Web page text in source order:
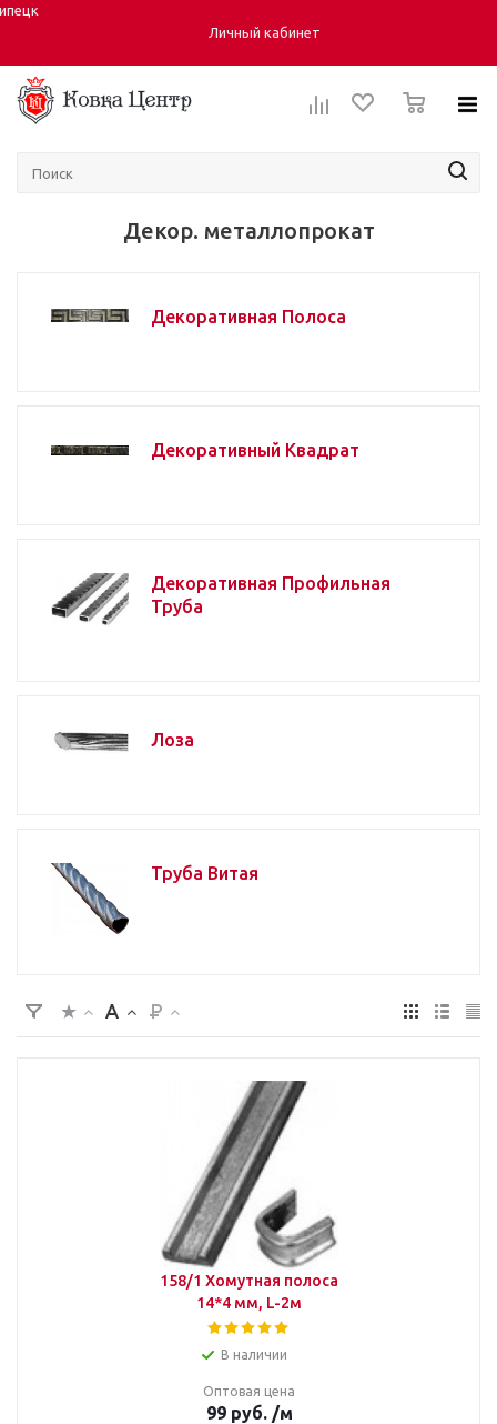
Город:
Личный кабинет
Декор. металлопрокат
Декоративная Полоса
Декоративный Квадрат
Декоративная Профильная
Труба
Лоза
Труба Витая
158/1 Хомутная полоса
14*4 мм, L-2м
В наличии
Оптовая цена
99руб. /м